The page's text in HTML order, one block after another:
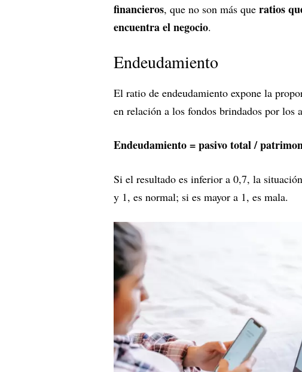
financieros, que no son más que ratios
encuentra el negocio.
Endeudamiento
El ratio de endeudamiento expone la
en relación a los fondos brindados por los
Endeudamiento = pasivo total /
Si el resultado es inferior a 0,7, la
y 1, es normal; si es mayor a 1, es mala.